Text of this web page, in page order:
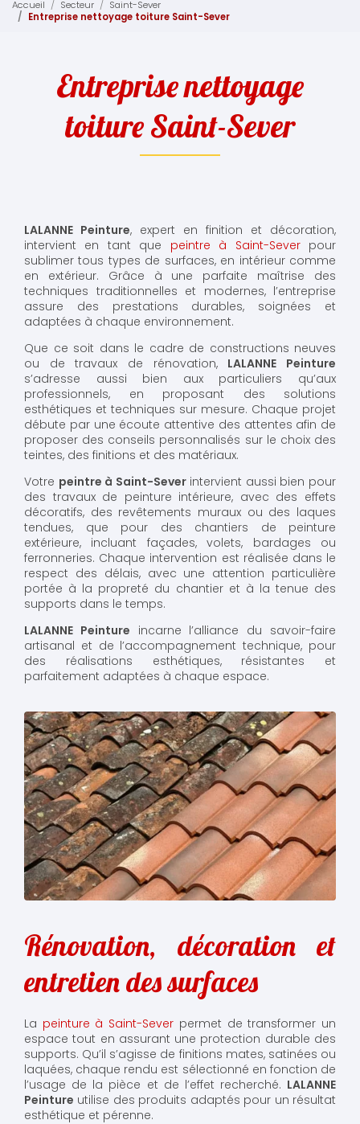
Accueil Secteur
Saint-Sever
Entreprise nettoyage toiture Saint-Sever
Entreprise nettoyage
toiture Saint-Sever
LALANNE Peinture, expert en finition et décoration,
intervient en tant que peintre à Saint-Severpour
sublimer tous types de surfaces, en intérieur comme
en extérieur. Grâce à une parfaite maîtrise des
techniques traditionnelles et modernes, l’entreprise
assure des prestations durables, soignées et
adaptées à chaque environnement.
Que ce soit dans le cadre de constructions neuves
ou de travaux de rénovation, LALANNE Peinture
s’adresse aussi bien aux particuliers qu’aux
professionnels, en proposant des solutions
esthétiques et techniques sur mesure. Chaque projet
débute par une écoute attentive des attentes afin de
proposer des conseils personnalisés sur le choix des
teintes, des finitions et des matériaux.
Votre peintre à Saint-Severintervient aussi bien pour
des travaux de peinture intérieure, avec des effets
décoratifs, des revêtements muraux ou des laques
tendues, que pour des chantiers de peinture
extérieure, incluant façades, volets, bardages ou
ferronneries. Chaque intervention est réalisée dans le
respect des délais, avec une attention particulière
portée à la propreté du chantier et à la tenue des
supports dans le temps.
LALANNE Peinture incarne l’alliance du savoir-faire
artisanal et de l’accompagnement technique, pour
des réalisations esthétiques, résistantes et
parfaitement adaptées à chaque espace.
Rénovation, décoration et
entretien des surfaces
La peinture à Saint-Sever permet de transformer un
espace tout en assurant une protection durable des
supports. Qu’il s’agisse de finitions mates, satinées ou
laquées, chaque rendu est sélectionné en fonction de
l’usage de la pièce et de l’effet recherché. LALANNE
Peinture utilise des produits adaptés pour un résultat
esthétique et pérenne.